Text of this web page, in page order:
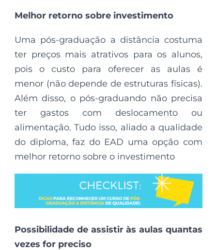
Melhor retorno sobre investimento
Uma pós-graduação a distância costuma
ter preços mais atrativos para os alunos,
pois o custo para oferecer as aulas é
menor (não depende de estruturas físicas).
Além disso, o pós-graduando não precisa
ter gastos com deslocamento ou
alimentação. Tudo isso, aliado a qualidade
do diploma, faz do EAD uma opção com
melhor retorno sobre o investimento
Possibilidade de assistir às aulas quantas
vezes for preciso